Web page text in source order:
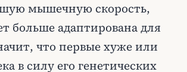
мышечную скорость,
больше адаптирована для
что первые хуже или
в силу его генетических